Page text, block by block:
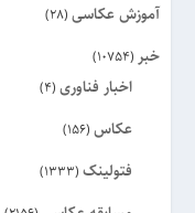
آموزش عکاسی (28)
خبر (10754)
اخبار فناوری (4)
عکاس (156)
فتولینک (1333)